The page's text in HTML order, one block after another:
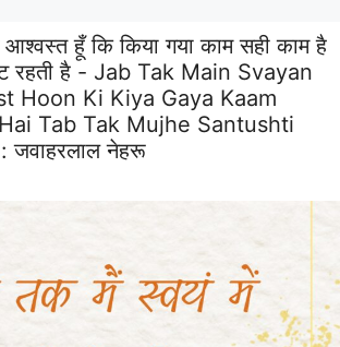
हूँ कि किया गया काम सही काम है
रहती है - Jab Tak Main Svayan
Hoon Ki Kiya Gaya Kaam
Tab Tak Mujhe Santushti
:जवाहरलाल नेहरू